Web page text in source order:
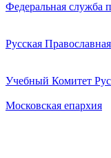
Федеральная служба
Русская
Учебный Комитет
Московская епархия